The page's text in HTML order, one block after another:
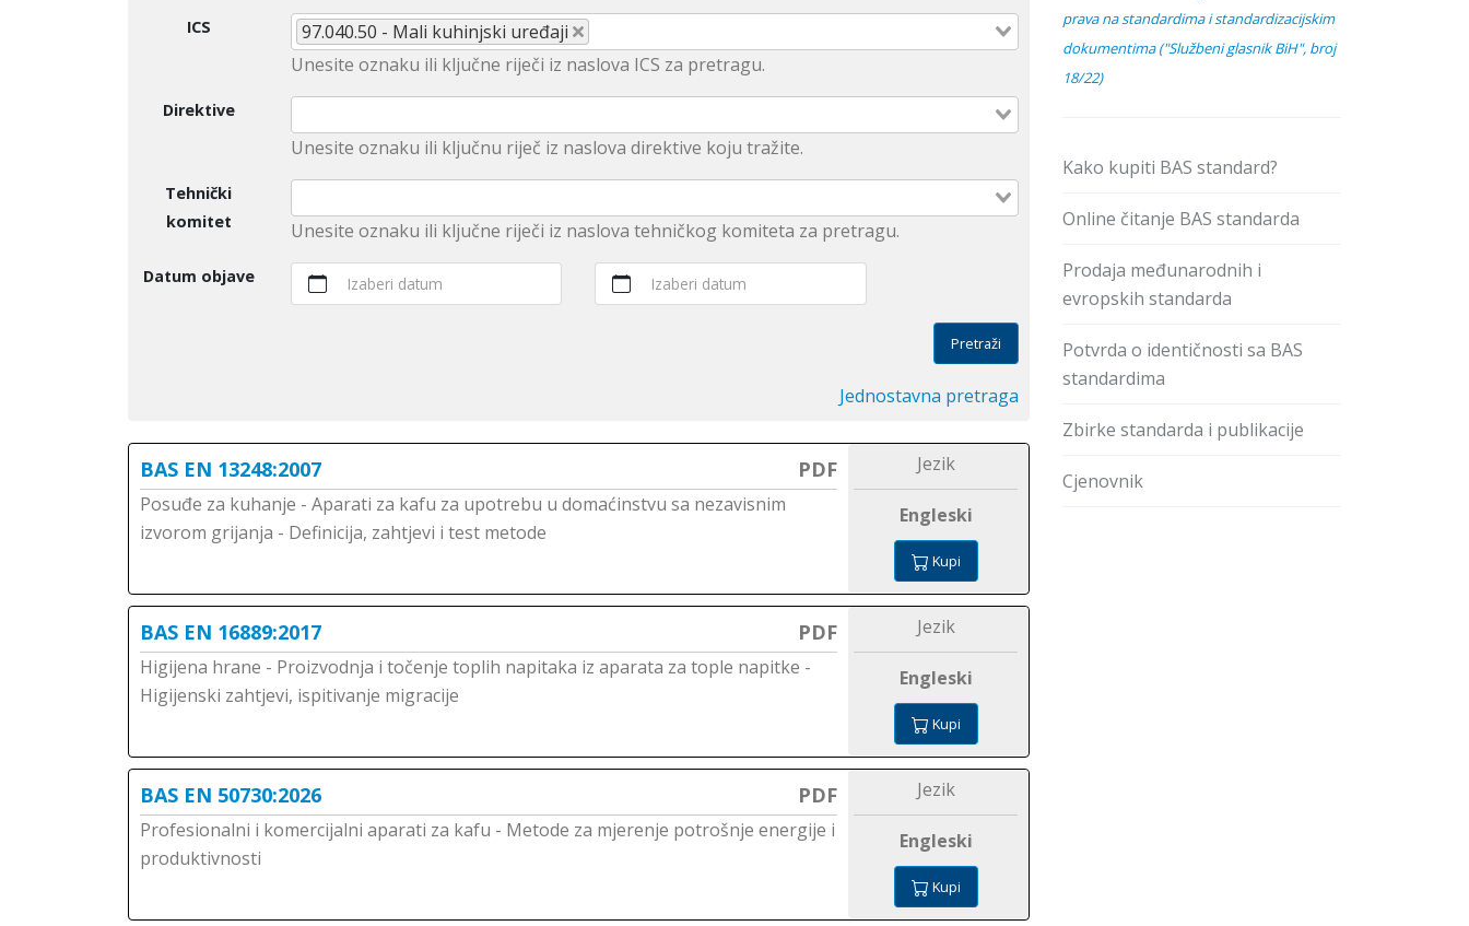
ICS
97.040.50 - Mali kuhinjski uređaji
Unesite оznaku ili ključne riječi iz naslova ICS za pretragu.
Direktive
Unеsitе oznaku ili klјučnu rijеč iz nаslоvа dirеktivе kојu trаžitе.
Tehnički
komitet
Unesite оznaku ili ključne riječi iz naslova tehničkog komiteta za pretragu.
Datum objave Izaberi datum Izaberi datum
Pretraži
Jednostavna pretraga
BAS EN 13248:2007 PDF
Posuđe za kuhanje - Aparati za kafu za upotrebu u domaćinstvu sa nezavisnim
izvorom grijanja - Definicija, zahtjevi i test metode
Jezik
Engleski
Kupi
BAS EN 16889:2017 PDF
Higijena hrane - Proizvodnja i točenje toplih napitaka iz aparata za tople napitke -
Higijenski zahtjevi, ispitivanje migracije
Jezik
Engleski
Kupi
BAS EN 50730:2026 PDF
Profesionalni i komercijalni aparati za kafu - Metode za mjerenje potrošnje energije i
produktivnosti
Jezik
Engleski
Kupi
prava na standardima i standardizacijskim
dokumentima ("Službeni glasnik BiH", broj
18/22)
Kako kupiti BAS standard?
Online čitanje BAS standarda
Prodaja međunarodnih i
evropskih standarda
Potvrda o identičnosti sa BAS
standardima
Zbirke standarda i publikacije
Cjenovnik